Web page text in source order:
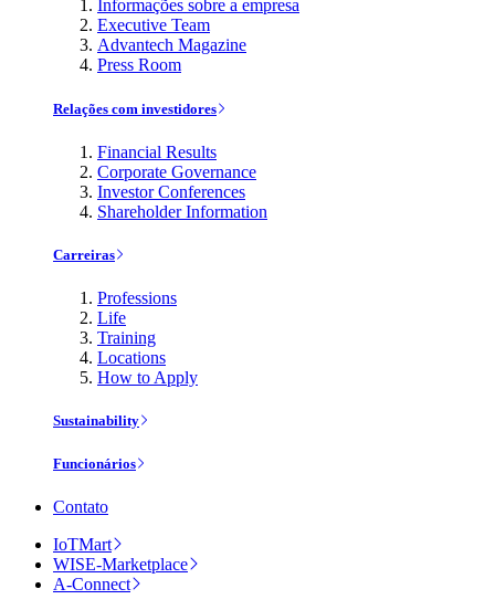
Informações sobre a empresa
Executive Team
Advantech Magazine
Press Room
Relações com investidores
Financial Results
Corporate Governance
Investor Conferences
Shareholder Information
Carreiras
Professions
Life
Training
Locations
How to Apply
Sustainability
Funcionários
Contato
IoTMart
WISE-Marketplace
A-Connect